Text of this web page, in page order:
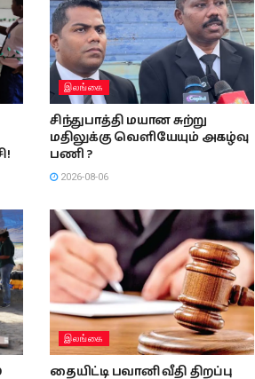
இலங்கை
சிந்துபாத்தி மயான சுற்று
மதிலுக்கு வெளியேயும் அகழ்வு
பணி ?
2026-08-06
இலங்கை
தையிட்டி பவானி வீதி திறப்பு